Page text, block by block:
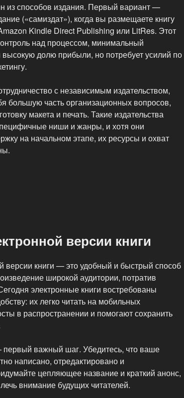
из способов издания. Первый вариант —
(«самиздат»), когда вы размещаете книгу
Kindle Direct Publishing или LitRes. Этот
над процессом, минимальный
высокую долю прибыли, но потребует усилий по
с независимым издательством,
большую часть организационных вопросов,
макета и печать. Такие издательства
ниши и жанры, и хотя они
на начальном этапе, их ресурсы и охват
версии книги
версии книги — это удобный и быстрый способ
широкой аудитории, потратив
электронные книги востребованы
их легко читать на мобильных
в распространении и помогают сохранить
первый важный шаг. Убедитесь, что ваше
написано, отредактировано и
цепляющее название и краткий анонс,
внимание будущих читателей.